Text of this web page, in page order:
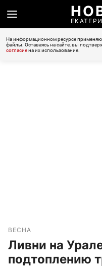
На информационном ресурсе
файлы. Оставаясь на сайте, вы
согласиена их использование.
ВЕСНА
Ливни на
подтоплению